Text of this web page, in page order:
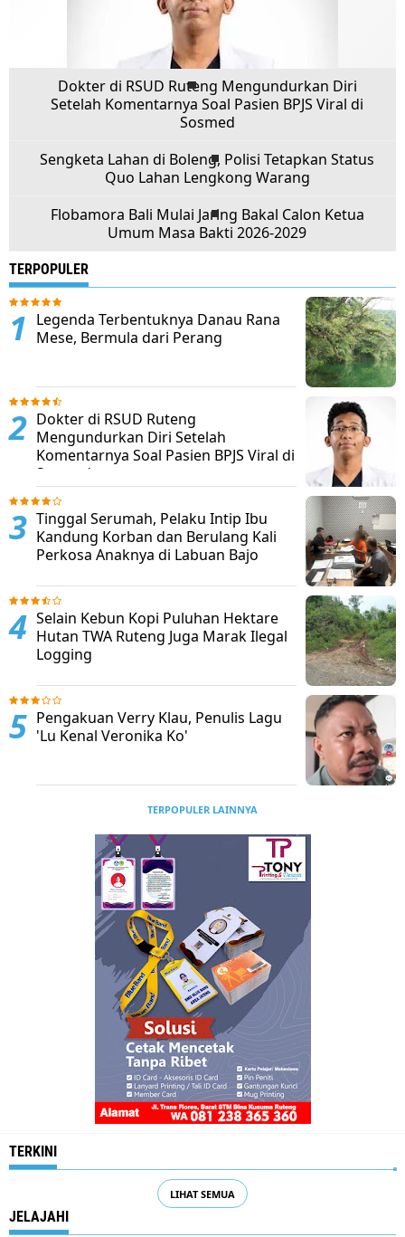
Dokter di RSUD Ruteng Mengundurkan Diri
Setelah Komentarnya Soal Pasien BPJS Viral di
Sosmed
Sengketa Lahan di Boleng, Polisi Tetapkan Status
Quo Lahan Lengkong Warang
Flobamora Bali Mulai Jaring Bakal Calon Ketua
Umum Masa Bakti 2026-2029
TERPOPULER
Legenda Terbentuknya Danau Rana
Mese, Bermula dari Perang
Dokter di RSUD Ruteng
Mengundurkan Diri Setelah
Komentarnya Soal Pasien BPJS Viral di
Sosmed
Tinggal Serumah, Pelaku Intip Ibu
Kandung Korban dan Berulang Kali
Perkosa Anaknya di Labuan Bajo
Selain Kebun Kopi Puluhan Hektare
Hutan TWA Ruteng Juga Marak Ilegal
Logging
Pengakuan Verry Klau, Penulis Lagu
'Lu Kenal Veronika Ko'
TERPOPULER LAINNYA
TERKINI
LIHAT SEMUA
JELAJAHI